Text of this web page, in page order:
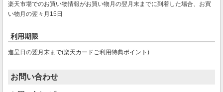
楽天市場でのお買い物情報がお買い物月の翌月末までに到着した場合、お買
い物月の翌々月15日
利用期限
進呈日の翌月末まで(楽天カードご利用特典ポイント)
お問い合わせ